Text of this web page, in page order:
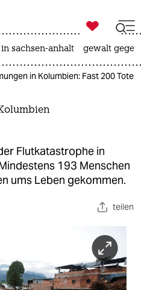
ich

taz zahl ich
in sachsen-anhalt gewalt
in Kolumbien: Fast 200 Tote
Flutkatastrophe in
193 Menschen
ums Leben gekommen.
teilen